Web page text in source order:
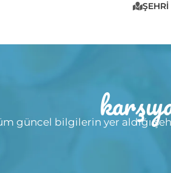
ŞEHRI
güncel bilgilerin yer aldığı